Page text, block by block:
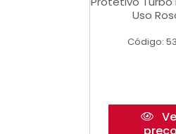
Uso
Código: